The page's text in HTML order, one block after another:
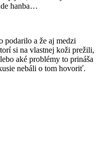
hanba…
podarilo a že aj medzi
si na vlastnej koži prežili,
aké problémy to prináša
nebáli o tom hovoriť.